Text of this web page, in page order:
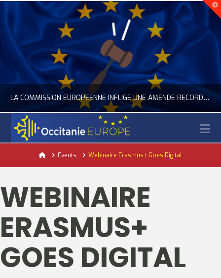
LA COMMISSION EUROPÉENNE INFLIGE UNE AMENDE RECORD À GOOGLE
ACTUALITÉ DE L'UNION EUROPÉENNE, ACTUALITÉ DE LA REPRÉSENTATION D’OCCITANIE EUROPE, NUMÉRIQUE- DIGITAL
JUILLET 24, 2026
HomeEvents Webinaire Erasmus+ Goes Digital
WEBINAIRE
ERASMUS+
GOES DIGITAL